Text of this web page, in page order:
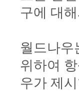
구에 대
월드나우
위하여
우가 제